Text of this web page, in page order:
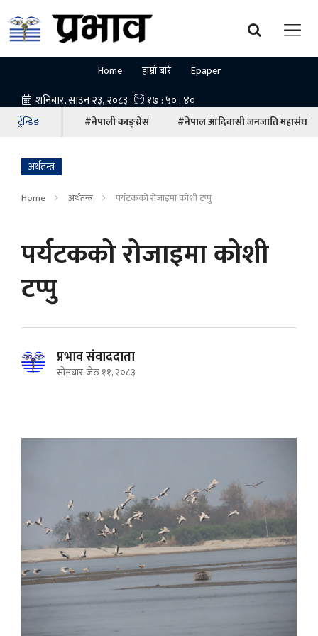
Home हाम्रो बारे Epaper
ट्रेन्डिङ #नेपाली काङ्ग्रेस #नेपाल आदिवासी जनजाति महासंघ
अर्थतन्त्र
Home अर्थतन्त्र पर्यटकको रोजाइमा कोशी टप्पु
पर्यटकको रोजाइमा कोशी
टप्पु
प्रभाव संवाददाता
सोमबार, जेठ ११, २०८३